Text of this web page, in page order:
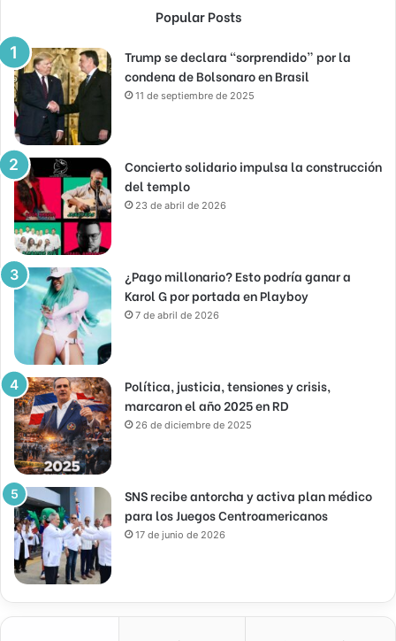
Popular Posts
Trump se declara “sorprendido” por la
condena de Bolsonaro en Brasil
11 de septiembre de 2025
Concierto solidario impulsa la construcción
del templo
23 de abril de 2026
¿Pago millonario? Esto podría ganar a
Karol G por portada en Playboy
7 de abril de 2026
Política, justicia, tensiones y crisis,
marcaron el año 2025 en RD
26 de diciembre de 2025
SNS recibe antorcha y activa plan médico
para los Juegos Centroamericanos
17 de junio de 2026